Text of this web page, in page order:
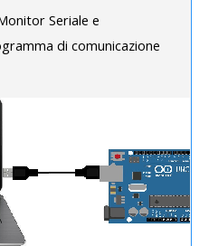
Seriale e
di comunicazione